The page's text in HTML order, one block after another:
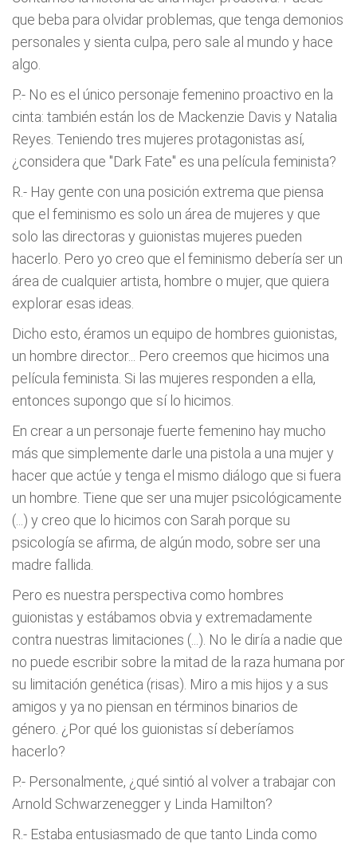
que beba para olvidar problemas, que tenga demonios
personales y sienta culpa, pero sale al mundo y hace
algo.
P.- No es el único personaje femenino proactivo en la
cinta: también están los de Mackenzie Davis y Natalia
Reyes. Teniendo tres mujeres protagonistas así,
¿considera que "Dark Fate" es una película feminista?
R.- Hay gente con una posición extrema que piensa
que el feminismo es solo un área de mujeres y que
solo las directoras y guionistas mujeres pueden
hacerlo. Pero yo creo que el feminismo debería ser un
área de cualquier artista, hombre o mujer, que quiera
explorar esas ideas.
Dicho esto, éramos un equipo de hombres guionistas,
un hombre director... Pero creemos que hicimos una
película feminista. Si las mujeres responden a ella,
entonces supongo que sí lo hicimos.
En crear a un personaje fuerte femenino hay mucho
más que simplemente darle una pistola a una mujer y
hacer que actúe y tenga el mismo diálogo que si fuera
un hombre. Tiene que ser una mujer psicológicamente
(...) y creo que lo hicimos con Sarah porque su
psicología se afirma, de algún modo, sobre ser una
madre fallida.
Pero es nuestra perspectiva como hombres
guionistas y estábamos obvia y extremadamente
contra nuestras limitaciones (...). No le diría a nadie que
no puede escribir sobre la mitad de la raza humana por
su limitación genética (risas). Miro a mis hijos y a sus
amigos y ya no piensan en términos binarios de
género. ¿Por qué los guionistas sí deberíamos
hacerlo?
P.- Personalmente, ¿qué sintió al volver a trabajar con
Arnold Schwarzenegger y Linda Hamilton?
R.- Estaba entusiasmado de que tanto Linda como